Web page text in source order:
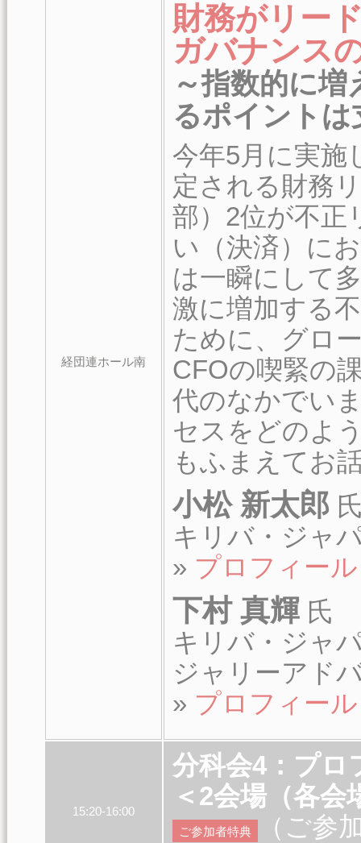
経団連ホール南
財務がリー
ガバナンス
～指数的に
るポイント
今年5月に実施
定される財務
部）2位が不正
い（決済）に
は一瞬にして
激に増加する
ために、グロ
CFOの喫緊の
代のなかでい
セスをどのよ
もふまえてお
小松 新太郎
キリバ・ジャ
» プロフィール
下村 真輝 氏
キリバ・ジャ
ジャリーアド
» プロフィール
15:20-16:00
分科会4：プ
＜2会場（各会
ご参加者特典
（ご参